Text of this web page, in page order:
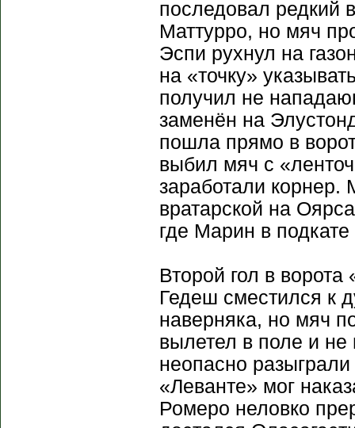
последовал редкий
Маттурро, но мяч
Эспи рухнул на
на «точку»
получил не
заменён на
пошла прямо в
выбил мяч с
заработали корнер.
вратарской на
где Марин в
Второй гол в
Гедеш сместился к
наверняка, но мяч
вылетел в поле и не
неопасно
«Леванте» мог
Ромеро неловко